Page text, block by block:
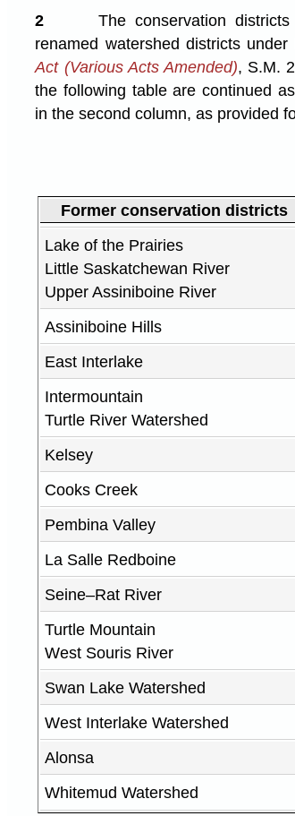
2
The conservation
renamed watershed districts
Act (Various Acts Amended), S.M.
the following table are continued
in the second column, as provided
Former conservation districts
Lake of the Prairies
Little Saskatchewan River
Upper Assiniboine River
Assiniboine Hills
East Interlake
Intermountain
Turtle River Watershed
Kelsey
Cooks Creek
Pembina Valley
La Salle Redboine
Seine–Rat River
Turtle Mountain
West Souris River
Swan Lake Watershed
West Interlake Watershed
Alonsa
Whitemud Watershed